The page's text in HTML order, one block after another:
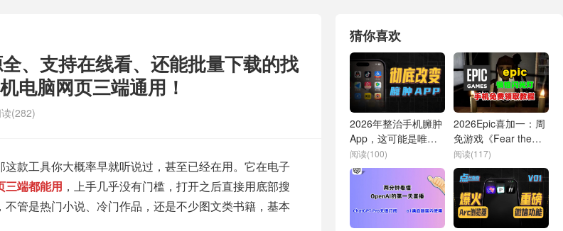
、支持在线看、还能批量下载的找
电脑网页三端通用！
(282)
款工具你大概率早就听说过，甚至已经在用。它在电子
三端都能用 ，上手几乎没有门槛，打开之后直接用底部搜
不管是热门小说、冷门作品，还是不少图文类书籍，基本
猜你喜欢
2026年整治手机臃肿
App，这可能是唯一
办法
阅读(100)
2026Epic喜加一：周
免游戏《Fear the
Spotlight》免费领取
全教程
阅读(117)